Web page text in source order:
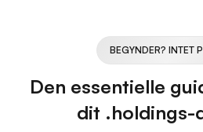
BEGYNDER? INTET
Den essentielle
dit